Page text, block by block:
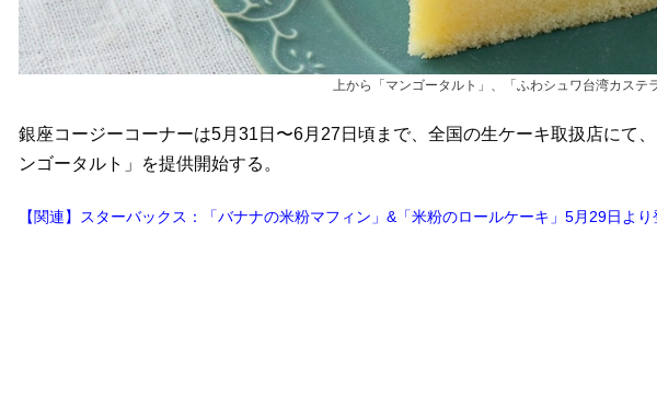
上から「マンゴータルト」、「ふわシュワ台湾カステラ
銀座コージーコーナーは5月31日〜6月27日頃まで、全国の生ケーキ取扱店にて
ンゴータルト」を提供開始する。
【関連】スターバックス：「バナナの米粉マフィン」&「米粉のロールケーキ」5月29日よ